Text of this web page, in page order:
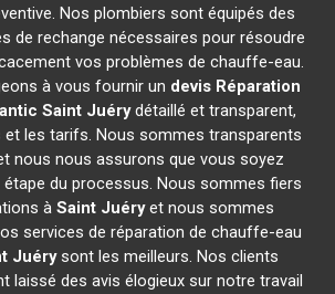
Nos plombiers sont équipés des
de rechange nécessaires pour résoudre
vos problèmes de chauffe-eau.
à vous fournir un devis Réparation
Saint Juérydétaillé et transparent,
et les tarifs. Nous sommes transparents
nous nous assurons que vous soyez
du processus. Nous sommes fiers
à Saint Juéryet nous sommes
services de réparation de chauffe-eau
Juérysont les meilleurs. Nos clients
laissé des avis élogieux sur notre travail